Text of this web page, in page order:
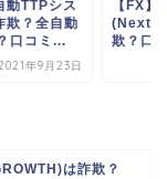
【FX】ネクストリガ
(Nextrigger)は投資
欺？口コミと...
は詐欺？